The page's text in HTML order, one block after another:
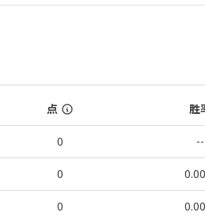
点 胜
0 --
0
0